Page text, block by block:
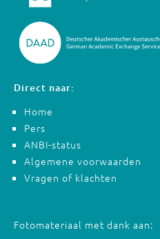
Direct naar:
Home
Pers
ANBI-status
Algemene voorwaarden
Vragen of klachten
Fotomateriaal met dank aan: